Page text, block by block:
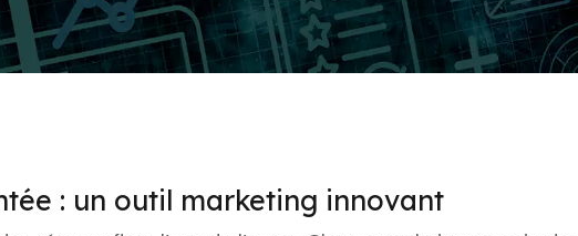
: un outil marketing innovant